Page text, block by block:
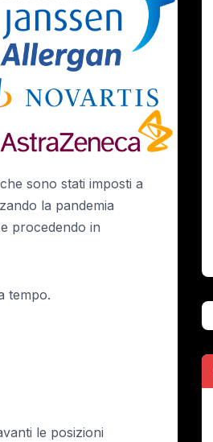
sono stati imposti a
la pandemia
procedendo in
tempo.
le posizioni